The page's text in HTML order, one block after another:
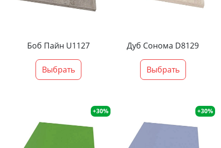
Боб Пайн U1127
Выбрать
Дуб Сонома D8129
Выбрать
+30% +30%